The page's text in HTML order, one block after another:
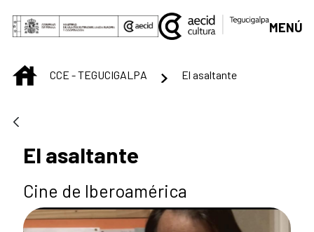
Saltar al contenido principal
MENÚ
INICIOCCE - TEGUCIGALPA El asaltante
El asaltante
Cine de Iberoamérica